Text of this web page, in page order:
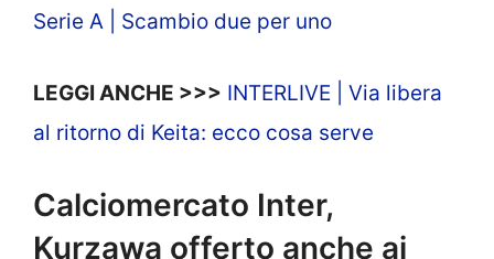
Serie A | Scambio due per uno
LEGGI ANCHE >>> INTERLIVE | Via libera
al ritorno di Keita: ecco cosa serve
Calciomercato Inter,
Kurzawa offerto anche ai